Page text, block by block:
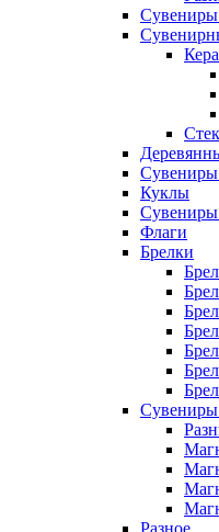
Сувениры
Сувениры
Куклы
Сувениры
Флаги
Брелки
Сувениры
Разное